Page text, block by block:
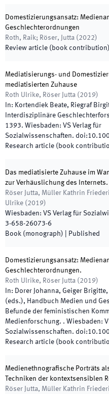
Domestizierungsansatz:
Geschlechterordnungen
Roth, Raik; Röser, Jutta ( 2022)
Review article (book contribution)
Mediatisierungs- und
mediatisierten Zuhause
Roth Ulrike, Röser Jutta ( 2019)
In: Kortendiek Beate, Riegraf
Interdisziplinäre
1393. Wiesbaden: VS Verlag für
Sozialwissenschaften. doi:
Research article (book
Das mediatisierte Zuhause im
zur Verhäuslichung des Internets.
Röser Jutta, Müller Kathrin
Ulrike ( 2019)
Wiesbaden: VS Verlag für
3-658-26073-6
Book (monograph)
Published
Domestizierungsansatz:
Geschlechterordnungen.
Roth Ulrike, Röser Jutta ( 2019)
In: Dorer Johanna, Geiger
(eds.), Handbuch Medien und
Befunde der feministischen
Medienforschung. . Wiesbaden:
Sozialwissenschaften. doi:
Research article (book
Medienethnografische Porträts
Techniken der kontextsensiblen
Röser Jutta, Müller Kathrin